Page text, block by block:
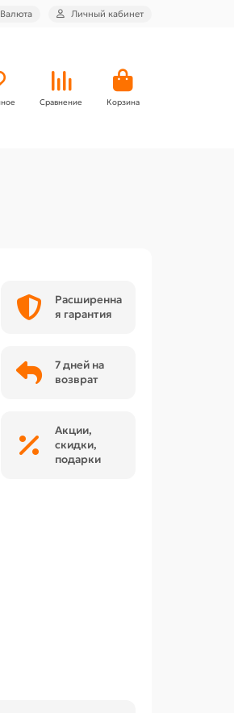
Валюта Личный кабинет
Сравнение Корзина
Расширенна
я гарантия
7 дней на
возврат
Акции,
скидки,
подарки